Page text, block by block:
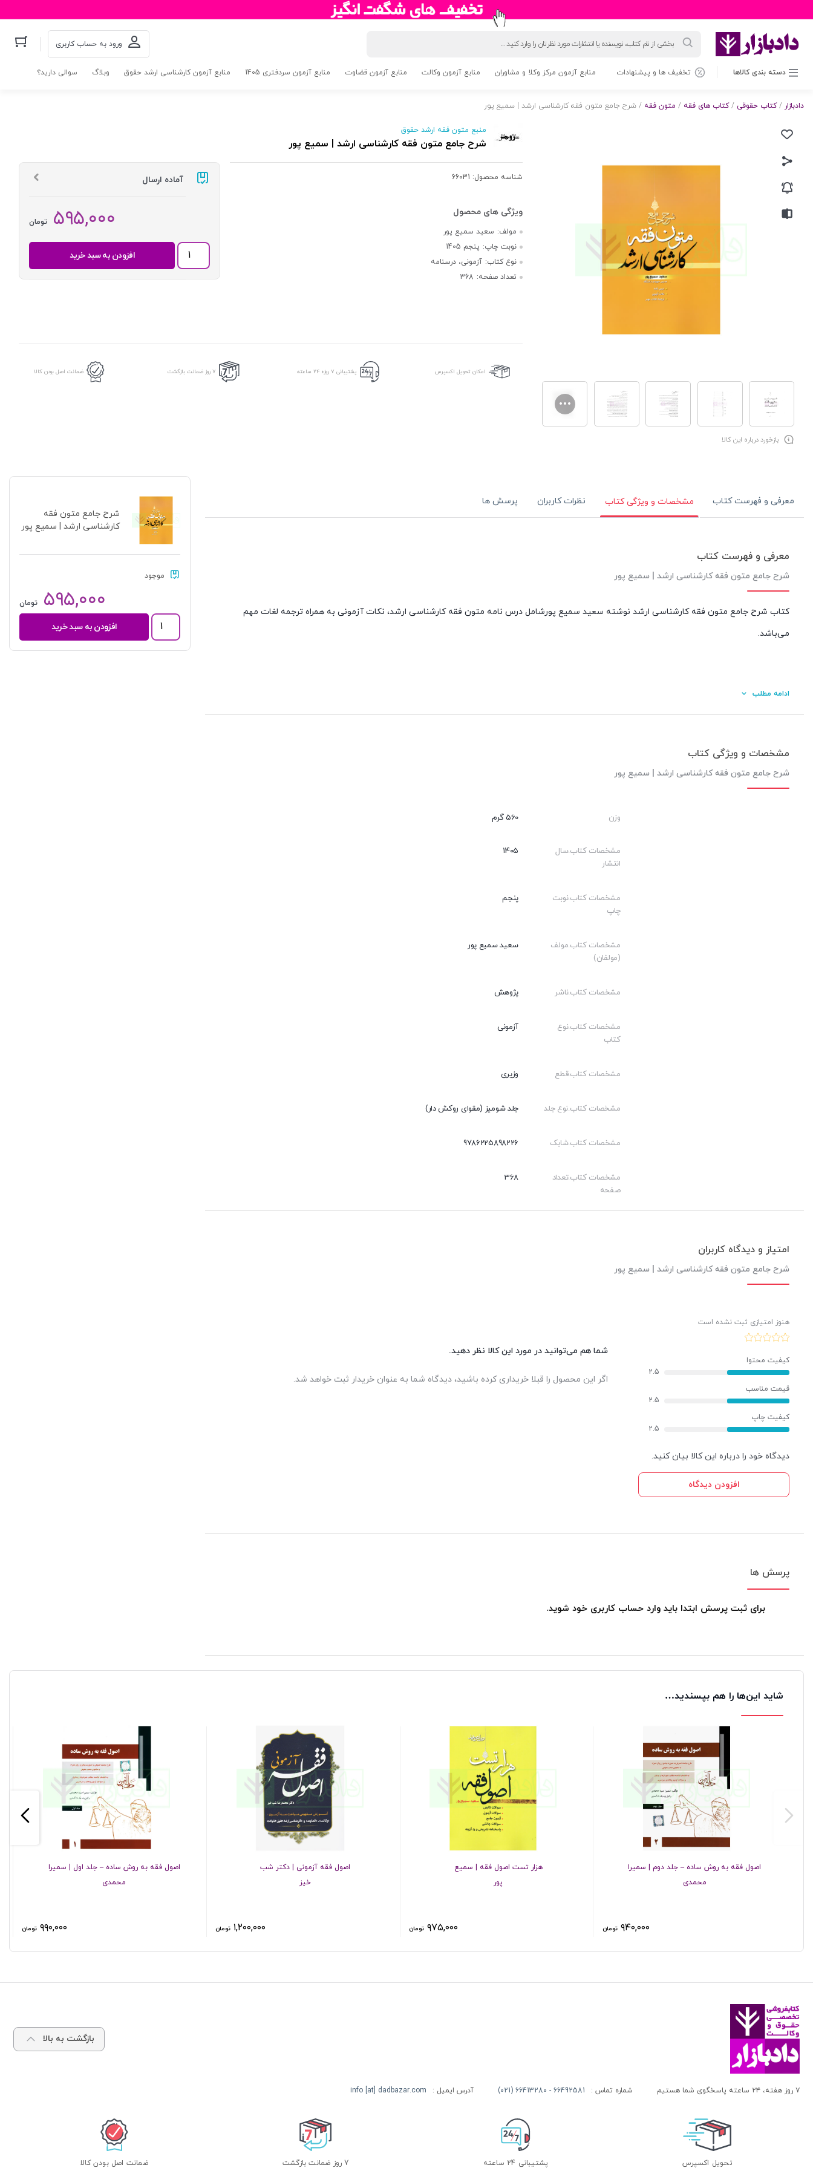
محصولات ورود به حساب کاربری
دسته بندی کالاها تخفیف ها و پیشنهادات منابع آزمون مرکز وکلا و مشاوران منابع آزمون وکالت منابع آزمون قضاوت منابع آزمون سردفتری 1405 منابع آزمون کارشناسی ارشد حقوق وبلاگ سوالی دارید؟
دادبازار /کتاب حقوقی /کتاب های فقه / متون فقه / شرح جامع متون فقه کارشناسی ارشد | سمیع پور
منبع متون فقه ارشد حقوق
شرح جامع متون فقه کارشناسی ارشد | سمیع پور
شناسه محصول: 66031
مولف: سعید سمیع پور
نوبت چاپ: پنجم 1405
نوع کتاب: آزمونی، درسنامه
تعداد صفحه: 368
آماده ارسال
۵۹۵,۰۰۰ تومان
شرح
متون
فقه
عدد
افزودن به سبد خرید
امکان تحویل اکسپرس پشتیبانی ۷ روزه ۲۴ ساعته 7 روز ضمانت بازگشت ضمانت اصل بودن کالا
بازخورد درباره این کالا
شرح جامع متون فقه
کارشناسی ارشد | سمیع پور
موجود
۵۹۵,۰۰۰ تومان
شرح
متون
افزودن به سبد خرید
معرفی و فهرست کتاب مشخصات و ویژگی کتاب نظرات کاربران پرسش ها
معرفی و فهرست کتاب
شرح جامع متون فقه کارشناسی ارشد | سمیع پور
کتاب شرح جامع متون فقه کارشناسی ارشد نوشته سعید سمیع پورشامل درس نامه متون فقه کارشناسی ارشد، نکات آزمونی به همراه ترجمه لغات مهم
می‌باشد.
ادامه مطلب
مشخصات و ویژگی کتاب
شرح جامع متون فقه کارشناسی ارشد | سمیع پور
وزن 560 گرم
مشخصات کتاب.سال
انتشار
1405
مشخصات کتاب.نوبت
چاپ
پنجم
مشخصات کتاب.مولف
(مولفان)
سعید سمیع پور
مشخصات کتاب.ناشر پژوهش
مشخصات کتاب.نوع
کتاب
آزمونی
مشخصات کتاب.قطع وزیری
مشخصات کتاب.نوع جلد جلد شومیز (مقوای روکش دار)
مشخصات کتاب.شابک 9786225898226
مشخصات کتاب.تعداد
صفحه
368
امتیاز و دیدگاه کاربران
شرح جامع متون فقه کارشناسی ارشد | سمیع پور
هنوز امتیازی ثبت نشده است
کیفیت محتوا
2.5
قیمت مناسب
2.5
کیفیت چاپ
2.5
دیدگاه خود را درباره این کالا بیان کنید.
افزودن دیدگاه
شما هم می‌توانید در مورد این کالا نظر دهید.
اگر این محصول را قبلا خریداری کرده باشید، دیدگاه شما به عنوان خریدار ثبت خواهد شد.
پرسش ها
برای ثبت پرسش ابتدا باید وارد حساب کاربری خود شوید.
شاید این‌ها را هم بپسندید…
اصول فقه به روش ساده – جلد دوم | سمیرا
محمدی
۹۴۰,۰۰۰ تومان
هزار تست اصول فقه | سمیع
پور
۹۷۵,۰۰۰ تومان
اصول فقه آزمونی | دکتر شب
خیز
۱,۲۰۰,۰۰۰ تومان
اصول فقه به روش ساده – جلد اول | سمیرا
محمدی
۹۹۰,۰۰۰ تومان
بازگشت به بالا
۷ روز هفته، ۲۴ ساعته پاسخگوی شما هستیم شماره تماس : 66492581 - 66413280 (021) آدرس ایمیل : info [at] dadbazar.com
تحویل اکسپرس پشتیبانی 24 ساعته 7 روز ضمانت بازگشت ضمانت اصل بودن کالا